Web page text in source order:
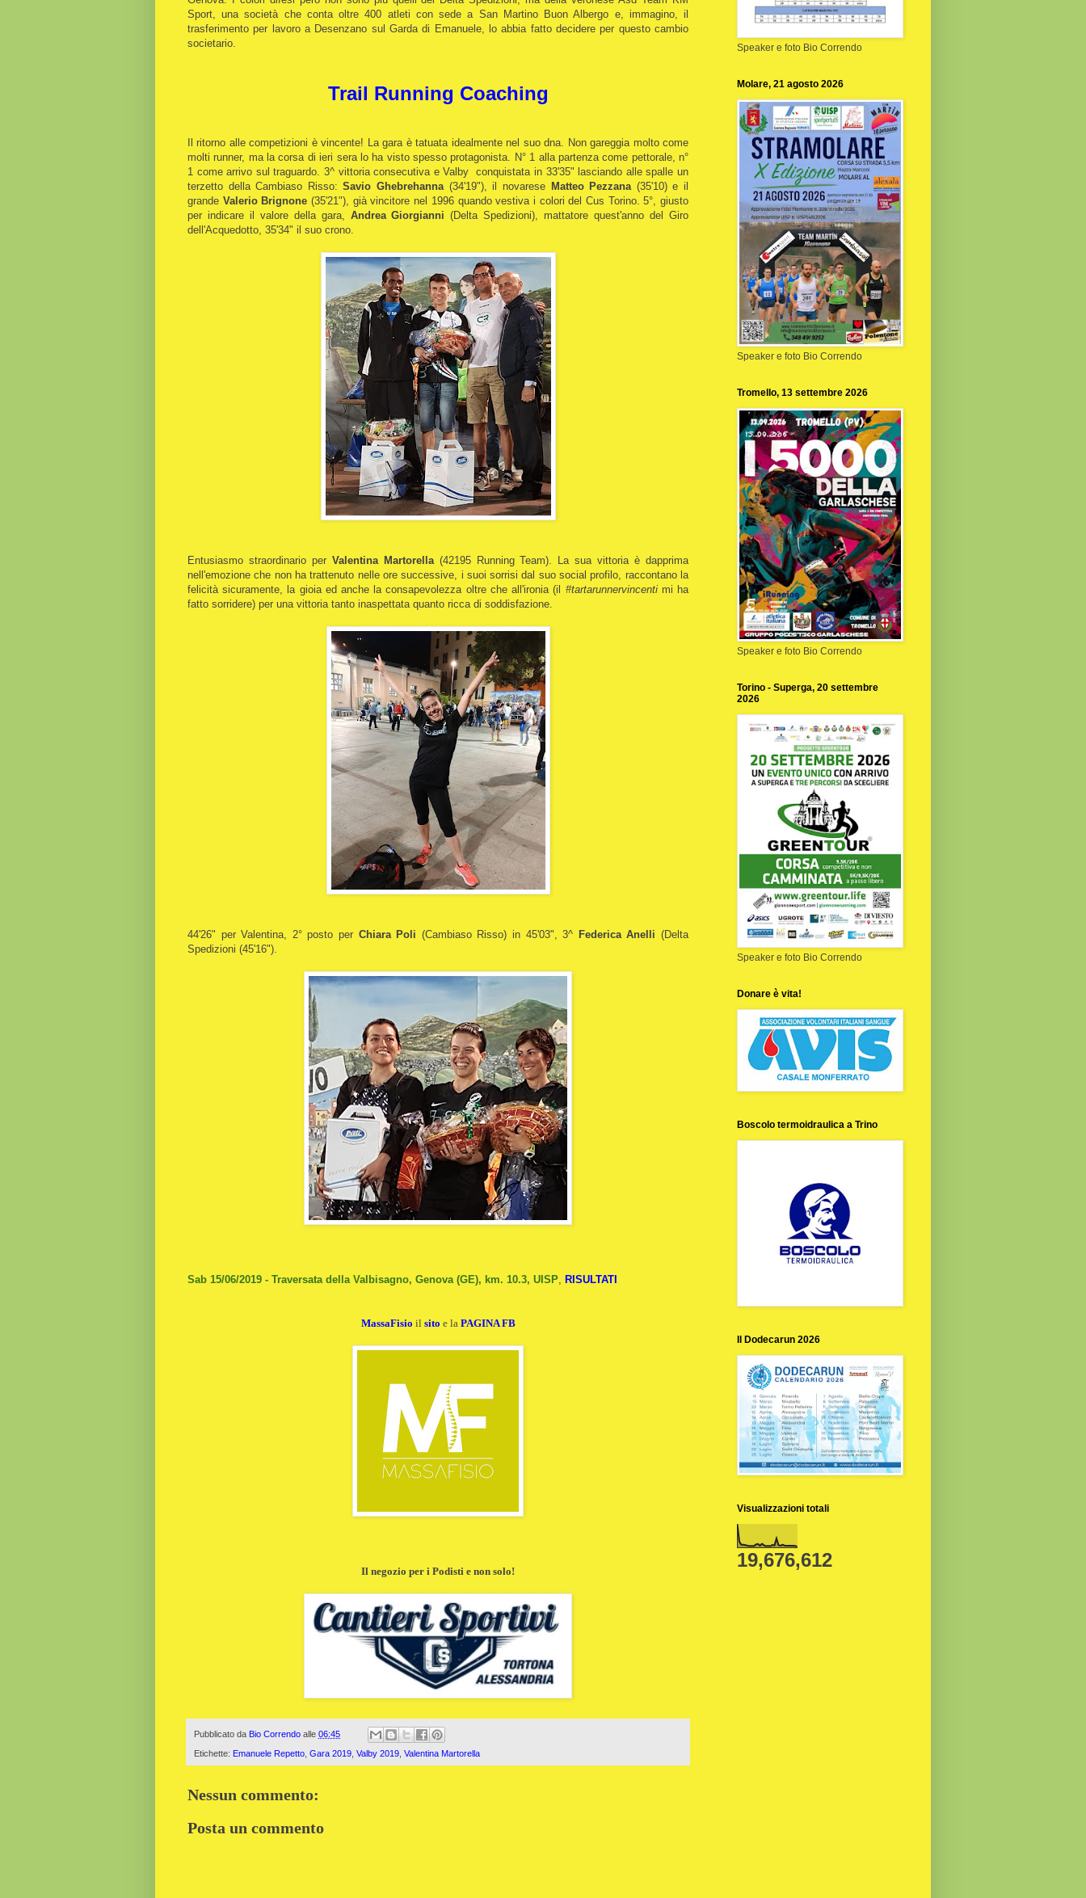
Sport, una società che conta oltre 400 atleti con sede a San Martino Buon Albergo e, immagino, il
trasferimento per lavoro a Desenzano sul Garda di Emanuele, lo abbia fatto decidere per questo cambio
societario.
Trail Running Coaching
Il ritorno alle competizioni è vincente! La gara è tatuata idealmente nel suo dna. Non gareggia molto come
molti runner, ma la corsa di ieri sera lo ha visto spesso protagonista. N° 1 alla partenza come pettorale, n°
1 come arrivo sul traguardo. 3^ vittoria consecutiva e Valby conquistata in 33'35" lasciando alle spalle un
terzetto della Cambiaso Risso:Savio Ghebrehanna (34'19"), il novarese Matteo Pezzana (35'10) e il
grande Valerio Brignone (35'21"), già vincitore nel 1996 quando vestiva i colori del Cus Torino. 5°, giusto
per indicare il valore della gara, Andrea Giorgianni (Delta Spedizioni), mattatore quest'anno del Giro
dell'Acquedotto, 35'34" il suo crono.
Entusiasmo straordinario per Valentina Martorella(42195 Running Team). La sua vittoria è dapprima
nell'emozione che non ha trattenuto nelle ore successive, i suoi sorrisi dal suo social profilo, raccontano la
felicità sicuramente, la gioia ed anche la consapevolezza oltre che all'ironia (il #tartarunnervincentimi ha
fatto sorridere) per una vittoria tanto inaspettata quanto ricca di soddisfazione.
44'26" per Valentina, 2° posto per Chiara Poli (Cambiaso Risso) in 45'03", 3^ Federica Anelli (Delta
Spedizioni (45'16").
Sab 15/06/2019 - Traversata della Valbisagno, Genova (GE), km. 10.3, UISP RISULTATI
MassaFisio il sito e la PAGINA FB
Il negozio per i Podisti e non solo!
Pubblicato da Bio Correndo alle 06:45
Etichette: Emanuele Repetto Gara 2019 Valby 2019 Valentina Martorella
Nessun commento:
Posta un commento
Speaker e foto Bio Correndo
Molare, 21 agosto 2026
Speaker e foto Bio Correndo
Tromello, 13 settembre 2026
Speaker e foto Bio Correndo
Torino - Superga, 20 settembre
2026
Speaker e foto Bio Correndo
Donare è vita!
Boscolo termoidraulica a Trino
Il Dodecarun 2026
Visualizzazioni totali
19,676,612